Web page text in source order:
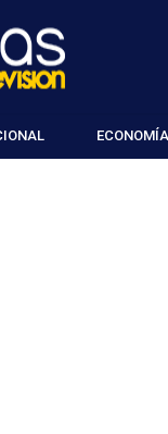
ECONOMÍA